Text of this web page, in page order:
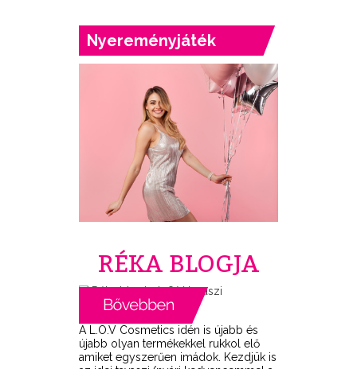
Nyereményjáték
RÉKA BLOGJA
A L.O.V Cosmetics idén is újabb és
újabb olyan termékekkel rukkol elő
amiket egyszerűen imádok. Kezdjük is